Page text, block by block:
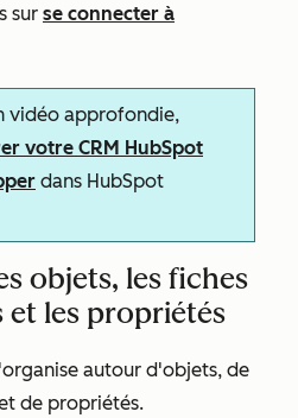
sur se connecter à
vidéo approfondie,
votre CRM HubSpot
dans HubSpot
objets, les fiches
les propriétés
autour d'objets, de
de propriétés.